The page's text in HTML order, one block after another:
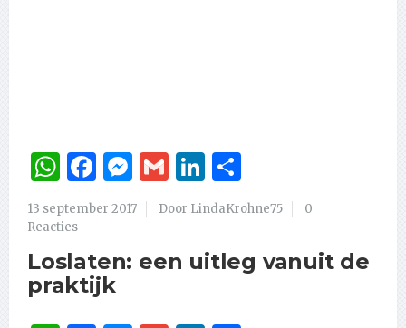
WhatsApp
Facebook
Messenger
GmailLinkedIn
13 september 2017 Door LindaKrohne75
0
Reacties
Loslaten: een uitleg vanuit de
praktijk